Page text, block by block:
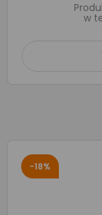
w
-18%